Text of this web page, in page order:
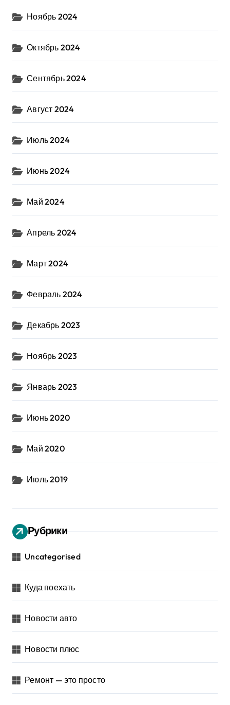
Ноябрь 2024
Октябрь 2024
Сентябрь 2024
Август 2024
Июль 2024
Июнь 2024
Май 2024
Апрель 2024
Март 2024
Февраль 2024
Декабрь 2023
Ноябрь 2023
Январь 2023
Июнь 2020
Май 2020
Июль 2019
Рубрики
Uncategorised
Куда поехать
Новости авто
Новости плюс
Ремонт — это просто